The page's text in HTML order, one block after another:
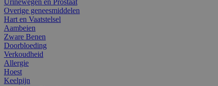
Overige geneesmiddelen
Hart en Vaatstelsel
Aambeien
Zware Benen
Doorbloeding
Verkoudheid
Allergie
Hoest
Keelpijn